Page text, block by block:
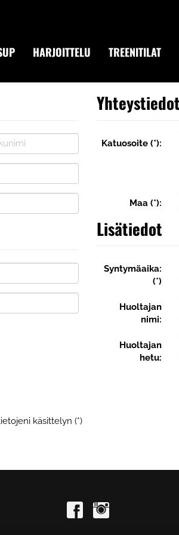
HARJOITTELU TREENITILAT
Yhteystiedot
Katuosoite (*):
Maa (*):
Lisätiedot
Syntymäaika:
(*)
Huoltajan
nimi:
Huoltajan
hetu:
käsittelyn (*)